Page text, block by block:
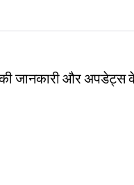
की जानकारी और अपडेट्स